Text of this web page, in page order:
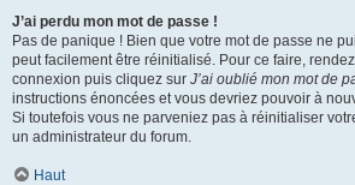
J’ai perdu mon mot de passe !
Pas de panique ! Bien que votre mot de passe ne
peut facilement être réinitialisé. Pour ce faire,
connexion puis cliquez sur J’ai oublié mon mot de
instructions énoncées et vous devriez pouvoir à
Si toutefois vous ne parveniez pas à réinitialiser
un administrateur du forum.
Haut